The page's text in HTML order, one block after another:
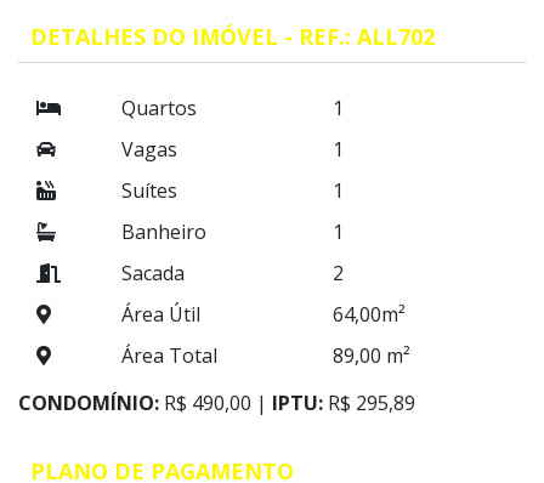
DETALHES DO IMÓVEL - REF.: ALL702
Quartos
1
Vagas
1
Suítes
1
Banheiro
1
Sacada
2
Área Útil
64,00m²
Área Total
89,00 m²
CONDOMÍNIO: R$ 490,00 | IPTU: R$ 295,89
PLANO DE PAGAMENTO